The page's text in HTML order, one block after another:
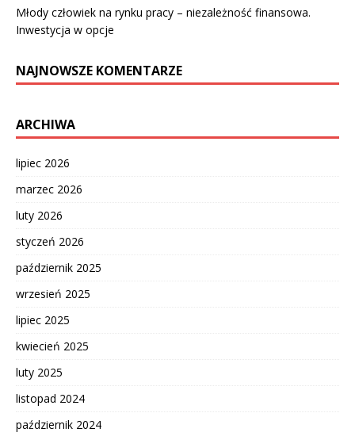
Młody człowiek na rynku pracy – niezależność finansowa.
Inwestycja w opcje
NAJNOWSZE KOMENTARZE
ARCHIWA
lipiec 2026
marzec 2026
luty 2026
styczeń 2026
październik 2025
wrzesień 2025
lipiec 2025
kwiecień 2025
luty 2025
listopad 2024
październik 2024